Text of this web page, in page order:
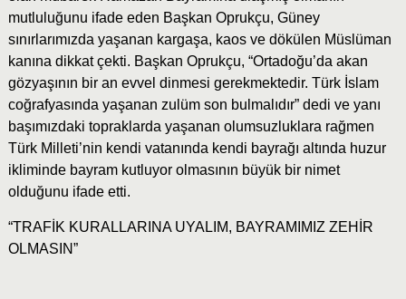
mutluluğunu ifade eden Başkan Oprukçu, Güney
sınırlarımızda yaşanan kargaşa, kaos ve dökülen Müslüman
kanına dikkat çekti. Başkan Oprukçu, “Ortadoğu’da akan
gözyaşının bir an evvel dinmesi gerekmektedir. Türk İslam
coğrafyasında yaşanan zulüm son bulmalıdır” dedi ve yanı
başımızdaki topraklarda yaşanan olumsuzluklara rağmen
Türk Milleti’nin kendi vatanında kendi bayrağı altında huzur
ikliminde bayram kutluyor olmasının büyük bir nimet
olduğunu ifade etti.
“TRAFİK KURALLARINA UYALIM, BAYRAMIMIZ ZEHİR
OLMASIN”